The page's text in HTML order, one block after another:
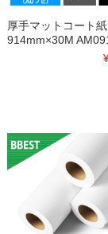
厚手マットコート紙
914mm×30M